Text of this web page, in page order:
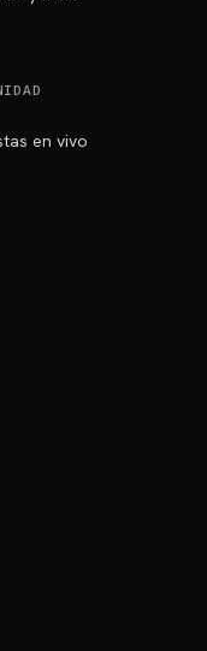
en vivo